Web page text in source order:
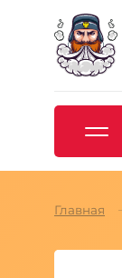
Главная